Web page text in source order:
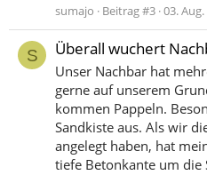
sumajo Beitrag #3 03. Aug.
S Überall wuchert
Unser Nachbar hat
gerne auf unserem
kommen Pappeln.
Sandkiste aus. Als wir
angelegt haben, hat
tiefe Betonkante um die